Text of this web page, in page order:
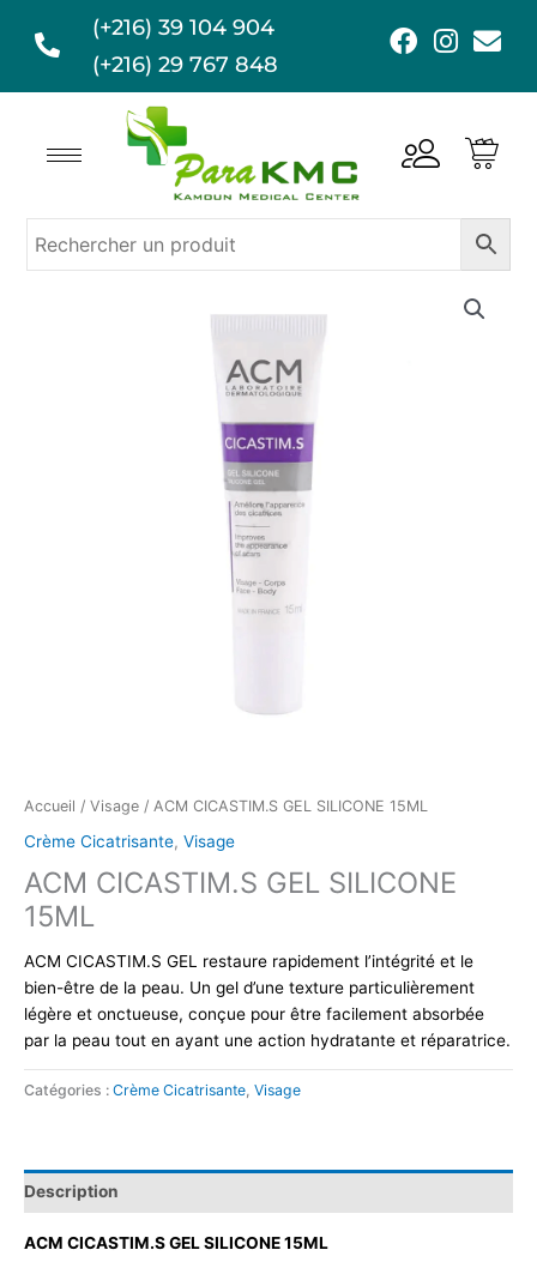
(+216) 39 104 904
(+216) 29 767 848
F
c
b
o
I
s
E
v
l
o
e
Accueil / Visage / ACM CICASTIM.S GEL SILICONE 15ML
Crème Cicatrisante, Visage
ACM CICASTIM.S GEL SILICONE
15ML
ACM CICASTIM.S GEL restaure rapidement l’intégrité et le
bien-être de la peau. Un gel d’une texture particulièrement
légère et onctueuse, conçue pour être facilement absorbée
par la peau tout en ayant une action hydratante et réparatrice.
Catégories : Crème Cicatrisante, Visage
Description
ACM CICASTIM.S GEL SILICONE 15ML